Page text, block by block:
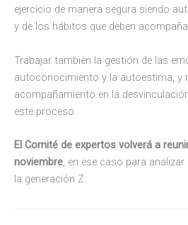
ejercicio de manera segura siendo
y de los hábitos que deben
Trabajar también la gestión de las
autoconocimiento y la autoestima, y
acompañamiento en la
este proceso.
El Comité de expertos volverá a
noviembre, en ese caso para
la generación Z.